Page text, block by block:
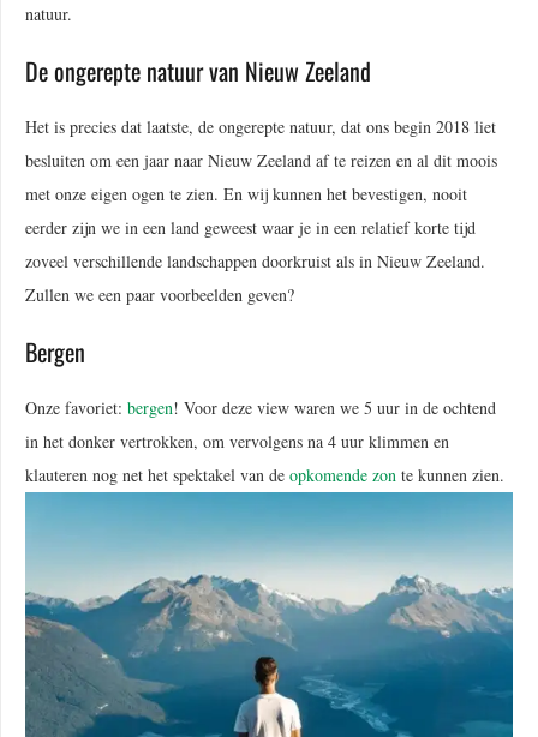
natuur.
De ongerepte natuur van Nieuw Zeeland
Het is precies dat laatste, de ongerepte natuur, dat ons begin 2018 liet
besluiten om een jaar naar Nieuw Zeeland af te reizen en al dit moois
met onze eigen ogen te zien. En wij kunnen het bevestigen, nooit
eerder zijn we in een land geweest waar je in een relatief korte tijd
zoveel verschillende landschappen doorkruist als in Nieuw Zeeland.
Zullen we een paar voorbeelden geven?
Bergen
Onze favoriet: bergen! Voor deze view waren we 5 uur in de ochtend
in het donker vertrokken, om vervolgens na 4 uur klimmen en
klauteren nog net het spektakel van de opkomende zon te kunnen zien.